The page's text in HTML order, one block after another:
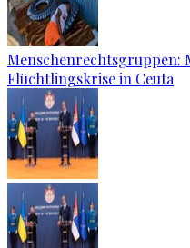
Menschenrechtsgruppen:
Flüchtlingskrise in Ceuta